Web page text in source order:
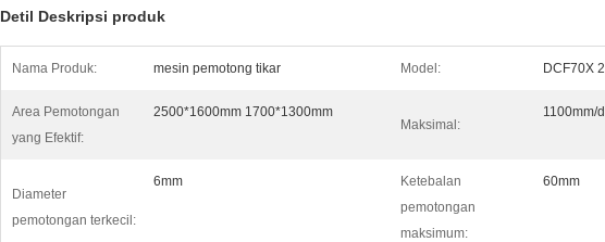
Detil Deskripsi produk
Nama Produk: mesin pemotong tikar Model: DCF70X
Area Pemotongan
yang Efektif:
2500*1600mm 1700*1300mm
Maksimal:
1100mm/
Diameter
pemotongan terkecil:
6mm
Ketebalan
pemotongan
maksimum:
60mm